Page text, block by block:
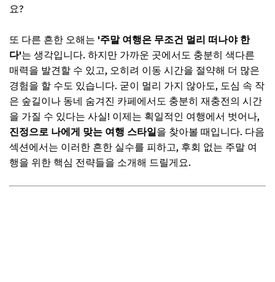
인생샷은 덤! 잊지 못할 추억을 만드는 특별한 순간들
1. 자연광을 활용한 마법
2. 스토리가 담긴 소품 활용
3. 여유를 가지고 순간을 즐기기
📌 지금 뜨는 꿀정보! 놓치지 마세요
요?
또 다른 흔한 오해는 '주말 여행은 무조건 멀리 떠나야 한
다'는 생각입니다. 하지만 가까운 곳에서도 충분히 색다른
매력을 발견할 수 있고, 오히려 이동 시간을 절약해 더 많은
경험을 할 수도 있습니다. 굳이 멀리 가지 않아도, 도심 속 작
은 숲길이나 동네 숨겨진 카페에서도 충분히 재충전의 시간
을 가질 수 있다는 사실! 이제는 획일적인 여행에서 벗어나,
진정으로 나에게 맞는 여행 스타일을 찾아볼 때입니다. 다음
섹션에서는 이러한 흔한 실수를 피하고, 후회 없는 주말 여
행을 위한 핵심 전략들을 소개해 드릴게요.